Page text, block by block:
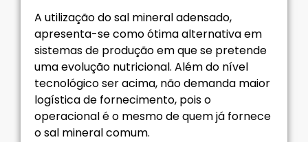
A utilização do sal mineral adensado,
apresenta-se como ótima alternativa em
sistemas de produção em que se pretende
uma evolução nutricional. Além do nível
tecnológico ser acima, não demanda maior
logística de fornecimento, pois o
operacional é o mesmo de quem já fornece
o sal mineral comum.